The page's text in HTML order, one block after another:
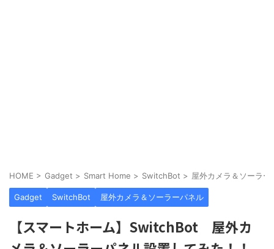
HOME > Gadget > Smart Home > SwitchBot > 屋外カメラ＆ソーラー
Gadget SwitchBot 屋外カメラ＆ソーラーパネル
【スマートホーム】SwitchBot 屋外カ